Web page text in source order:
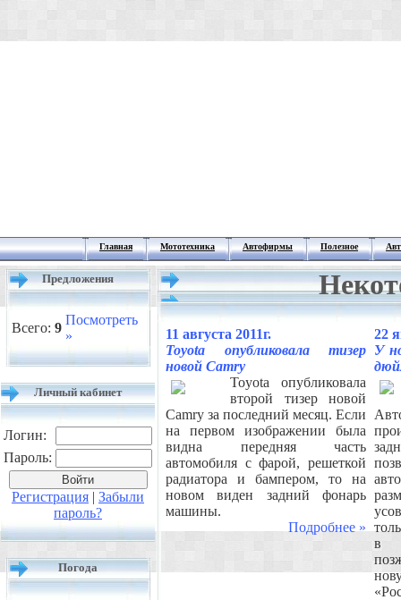
Главная Мототехника Автофирмы Полезное
Предложения
Всего: 9
Посмотреть
»
Личный кабинет
Логин:
Пароль:
Регистрация | Забыли
пароль?
Погода
11 августа 2011г.
Toyota опубликовала тизер
новой Camry
Toyota опубликовала
второй тизер новой
Camry за последний месяц. Если
на первом изображении была
видна передняя часть
автомобиля с фарой, решеткой
радиатора и бампером, то на
новом виден задний фонарь
машины.
Подробнее »
22
У
в